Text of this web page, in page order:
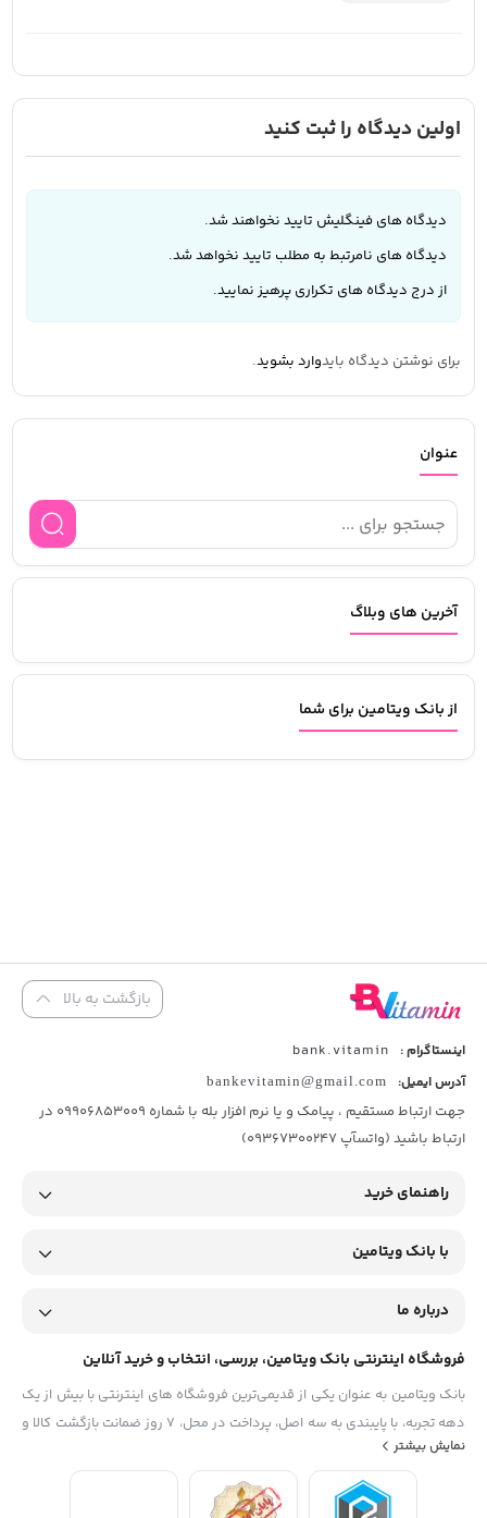
اولین دیدگاه را ثبت کنید
دیدگاه های فینگلیش تایید نخواهند شد.
دیدگاه های نامرتبط به مطلب تایید نخواهد شد.
از درج دیدگاه های تکراری پرهیز نمایید.
برای نوشتن دیدگاه بایدوارد بشوید.
عنوان
آخرین های وبلاگ
از بانک ویتامین برای شما
بازگشت به بالا
اینستاگرام : bank.vitamin
آدرس ایمیل: bankevitamin@gmail.com
جهت ارتباط مستقیم ، پیامک و یا نرم افزار بله با شماره 09906853009 در
ارتباط باشید (واتسآپ 09367300247)
راهنمای خرید
با بانک ویتامین
درباره ما
فروشگاه اینترنتی بانک ویتامین، بررسی، انتخاب و خرید آنلاین
بانک ویتامین به عنوان یکی از قدیمی‌ترین فروشگاه های اینترنتی با بیش از یک
دهه تجربه، با پایبندی به سه اصل، پرداخت در محل، ۷ روز ضمانت بازگشت کالا و
تضمین اصل‌بودن کالا موفق شده تا همگام با فروشگاه‌های معتبر جهان، به
بزرگ‌ترین فروشگاه اینترنتی ایران تبدیل شود. به محض ورود به سایت
دیجی‌کالا با دنیایی از کالا رو به رو می‌شوید! هر آنچه که نیاز دارید و به ذهن
نمایش بیشتر